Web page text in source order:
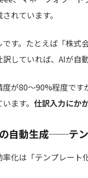
れています。
す。たとえば「株式
していれば、AIが自
が80〜90%程度で
ます。 仕訳入力にか
自動生成──テ
化は「テンプレート